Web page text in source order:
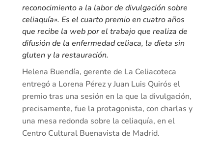
reconocimiento a la labor de divulgación sobre
celiaquía». Es el cuarto premio en cuatro años
que recibe la web por el trabajo que realiza de
difusión de la enfermedad celiaca, la dieta sin
gluten y la restauración.
Helena Buendía, gerente de La Celiacoteca
entregó a Lorena Pérez y Juan Luis Quirós el
premio tras una sesión en la que la divulgación,
precisamente, fue la protagonista, con charlas y
una mesa redonda sobre la celiaquía, en el
Centro Cultural Buenavista de Madrid.